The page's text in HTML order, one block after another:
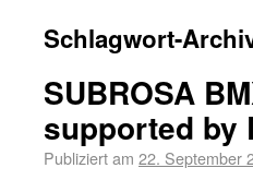
Schlagwort-
SUBROSA
supported by
Publiziert am 22. September